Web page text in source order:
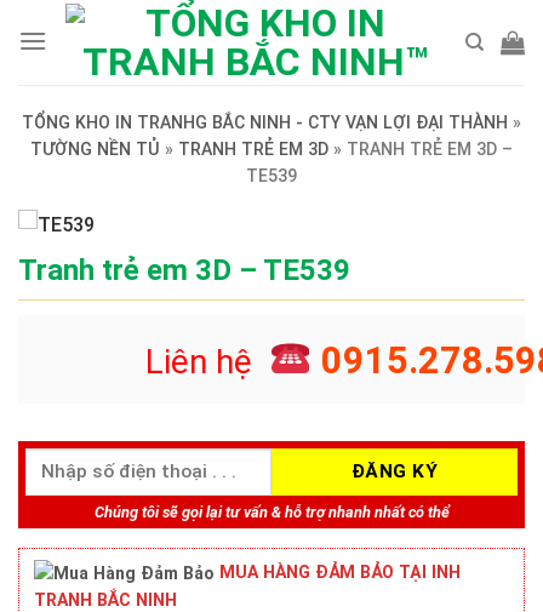
TỔNG KHO IN TRANHG BẮC NINH - CTY VẠN LỢI ĐẠI THÀNH »
TƯỜNG NỀN TỦ » TRANH TRẺ EM 3D » TRANH TRẺ EM 3D –
TE539
Tranh trẻ em 3D – TE539
Liên hệ
Chúng tôi sẽ gọi lại tư vấn & hỗ trợ nhanh nhất có thể
MUA HÀNG ĐẢM BẢO TẠI INH
TRANH BẮC NINH